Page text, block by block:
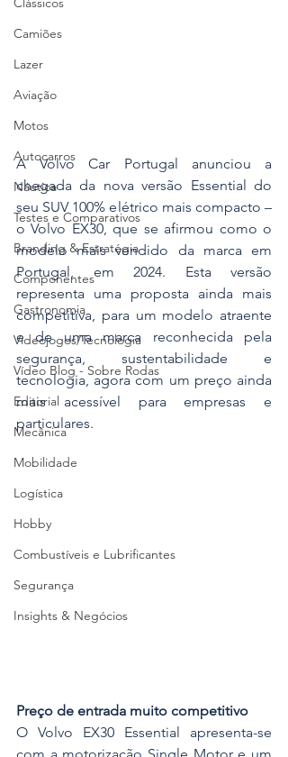
Camiões
Lazer
Aviação
Motos
Autocarros
Náutica
Testes e Comparativos
Branding & Estratégia
Componentes
Gastronomia
Videojogos/Tecnologia
Vídeo Blog - Sobre Rodas
Editorial
Mecânica
Mobilidade
Logística
Hobby
Combustíveis e Lubrificantes
Segurança
Insights & Negócios
A Volvo Car Portugal anunciou a
chegada da nova versão Essential do
seu SUV 100% elétrico mais compacto –
o Volvo EX30, que se afirmou como o
modelo mais vendido da marca em
Portugal, em 2024. Esta versão
representa uma proposta ainda mais
competitiva, para um modelo atraente
e de uma marca reconhecida pela
segurança, sustentabilidade e
tecnologia, agora com um preço ainda
mais acessível para empresas e
particulares.
Preço de entrada muito competitivo
O Volvo EX30 Essential apresenta-se